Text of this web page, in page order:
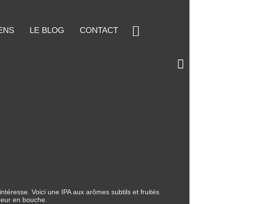
LE BLOG CONTACT

Voici une IPA aux arômes subtils et fruités
en bouche.